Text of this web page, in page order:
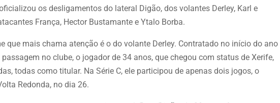
os desligamentos do lateral Digão, dos volantes Derley, Karl e
França, Hector Bustamante e Ytalo Borba.
que mais chama atenção é o do volante Derley. Contratado no início do ano
no clube, o jogador de 34 anos, que chegou com status de Xerife,
todas como titular. Na Série C, ele participou de apenas dois jogos, o
Redonda, no dia 26.